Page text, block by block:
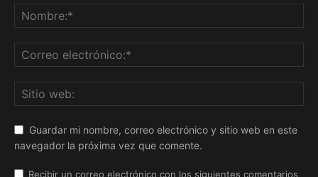
Guardar mi nombre, correo electrónico y sitio web en este
navegador la próxima vez que comente.
Recibir un correo electrónico con los siguientes comentarios